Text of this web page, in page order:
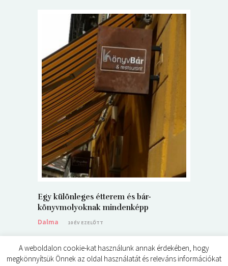
Egy különleges étterem és bár-
könyvmolyoknak mindenképp
Dalma
10 ÉV EZELŐTT
A weboldalon cookie-kat használunk annak érdekében, hogy
megkönnyítsük Önnek az oldal használatát és releváns információkat